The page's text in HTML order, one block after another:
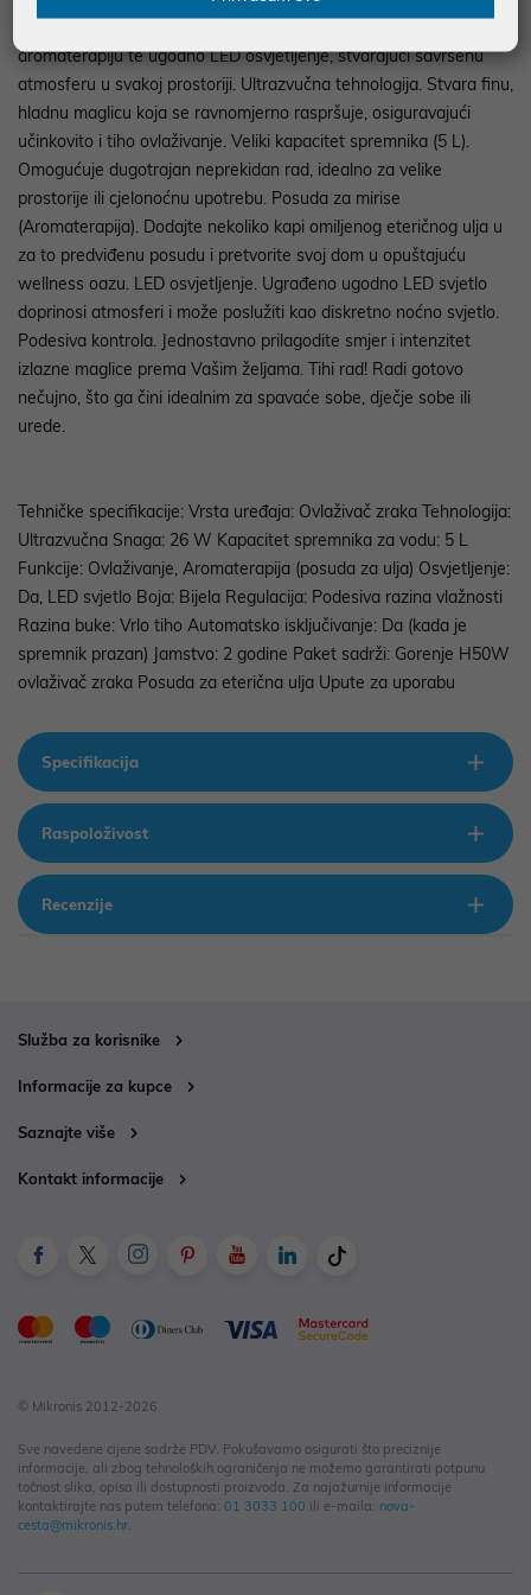
aromaterapiju te ugodno LED osvjetljenje, stvarajući savršenu
atmosferu u svakoj prostoriji. Ultrazvučna tehnologija. Stvara finu,
hladnu maglicu koja se ravnomjerno raspršuje, osiguravajući
učinkovito i tiho ovlaživanje. Veliki kapacitet spremnika (5 L).
Omogućuje dugotrajan neprekidan rad, idealno za velike
prostorije ili cjelonoćnu upotrebu. Posuda za mirise
(Aromaterapija). Dodajte nekoliko kapi omiljenog eteričnog ulja u
za to predviđenu posudu i pretvorite svoj dom u opuštajuću
wellness oazu. LED osvjetljenje. Ugrađeno ugodno LED svjetlo
doprinosi atmosferi i može poslužiti kao diskretno noćno svjetlo.
Podesiva kontrola. Jednostavno prilagodite smjer i intenzitet
izlazne maglice prema Vašim željama. Tihi rad! Radi gotovo
nečujno, što ga čini idealnim za spavaće sobe, dječje sobe ili
urede.
Tehničke specifikacije: Vrsta uređaja: Ovlaživač zraka Tehnologija:
Ultrazvučna Snaga: 26 W Kapacitet spremnika za vodu: 5 L
Funkcije: Ovlaživanje, Aromaterapija (posuda za ulja) Osvjetljenje:
Da, LED svjetlo Boja: Bijela Regulacija: Podesiva razina vlažnosti
Razina buke: Vrlo tiho Automatsko isključivanje: Da (kada je
spremnik prazan) Jamstvo: 2 godine Paket sadrži: Gorenje H50W
ovlaživač zraka Posuda za eterična ulja Upute za uporabu
Specifikacija
Raspoloživost
Recenzije
Služba za korisnike
Informacije za kupce
Saznajte više
Kontakt informacije
© Mikronis 2012-2026
Sve navedene cijene sadrže PDV. Pokušavamo osigurati što preciznije
informacije, ali zbog tehnoloških ograničenja ne možemo garantirati potpunu
točnost slika, opisa ili dostupnosti proizvoda. Za najažurnije informacije
kontaktirajte nas putem telefona: 01 3033 100 ili e-maila: nova-
cesta@mikronis.hr.